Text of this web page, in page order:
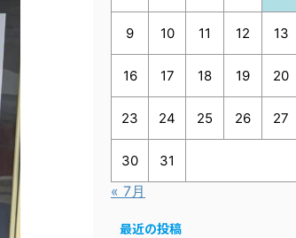
9 10 11 12 13
16 17 18 19 20
23 24 25 26 27
30 31
« 7月
最近の投稿